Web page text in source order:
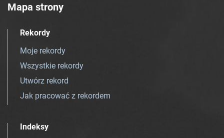
Mapa strony
Rekordy
Moje rekordy
Wszystkie rekordy
Utwórz rekord
Jak pracować z rekordem
Indeksy